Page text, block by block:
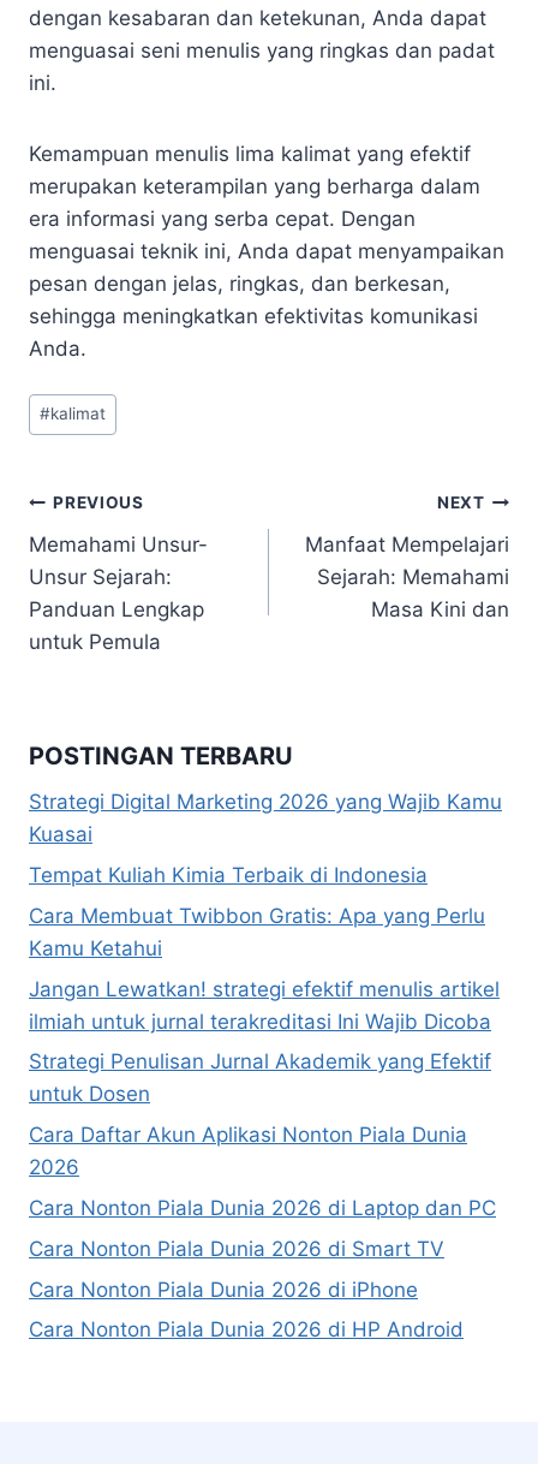
dengan kesabaran dan ketekunan, Anda dapat
menguasai seni menulis yang ringkas dan padat
ini.
Kemampuan menulis lima kalimat yang efektif
merupakan keterampilan yang berharga dalam
era informasi yang serba cepat. Dengan
menguasai teknik ini, Anda dapat menyampaikan
pesan dengan jelas, ringkas, dan berkesan,
sehingga meningkatkan efektivitas komunikasi
Anda.
Post
Tags:
#kalimat
Navigasi
pos
PREVIOUS
Memahami Unsur-
Unsur Sejarah:
Panduan Lengkap
untuk Pemula
NEXT
Manfaat Mempelajari
Sejarah: Memahami
Masa Kini dan
POSTINGAN TERBARU
Strategi Digital Marketing 2026 yang Wajib Kamu
Kuasai
Tempat Kuliah Kimia Terbaik di Indonesia
Cara Membuat Twibbon Gratis: Apa yang Perlu
Kamu Ketahui
Jangan Lewatkan! strategi efektif menulis artikel
ilmiah untuk jurnal terakreditasi Ini Wajib Dicoba
Strategi Penulisan Jurnal Akademik yang Efektif
untuk Dosen
Cara Daftar Akun Aplikasi Nonton Piala Dunia
2026
Cara Nonton Piala Dunia 2026 di Laptop dan PC
Cara Nonton Piala Dunia 2026 di Smart TV
Cara Nonton Piala Dunia 2026 di iPhone
Cara Nonton Piala Dunia 2026 di HP Android